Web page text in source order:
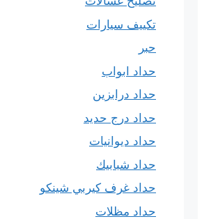
تكييف سيارات
حبر
حداد ابواب
حداد درابزين
حداد درج حديد
حداد ديوانيات
حداد شبابيك
حداد غرف كيربي شينكو
حداد مظلات